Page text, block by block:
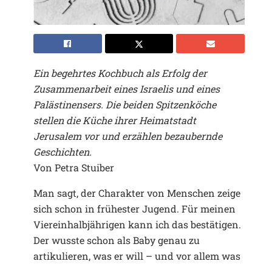
Ein begehrtes Kochbuch als Erfolg der
Zusammenarbeit eines Israelis und eines
Palästinensers. Die beiden Spitzenköche
stellen die Küche ihrer Heimatstadt
Jerusalem vor und erzählen bezaubernde
Geschichten.
Von Petra Stuiber
Man sagt, der Charakter von Menschen zeige
sich schon in frühester Jugend. Für meinen
Viereinhalbjährigen kann ich das bestätigen.
Der wusste schon als Baby genau zu
artikulieren, was er will – und vor allem was